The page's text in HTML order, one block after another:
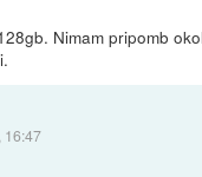
Nimam pripomb
16:47